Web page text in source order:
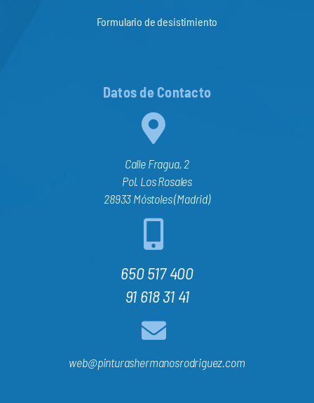
Formulario de desistimiento
Datos de Contacto
Calle Fragua, 2
Pol. Los Rosales
28933 Móstoles (Madrid)
650 517 400
91 618 31 41
web@pinturashermanosrodriguez.com